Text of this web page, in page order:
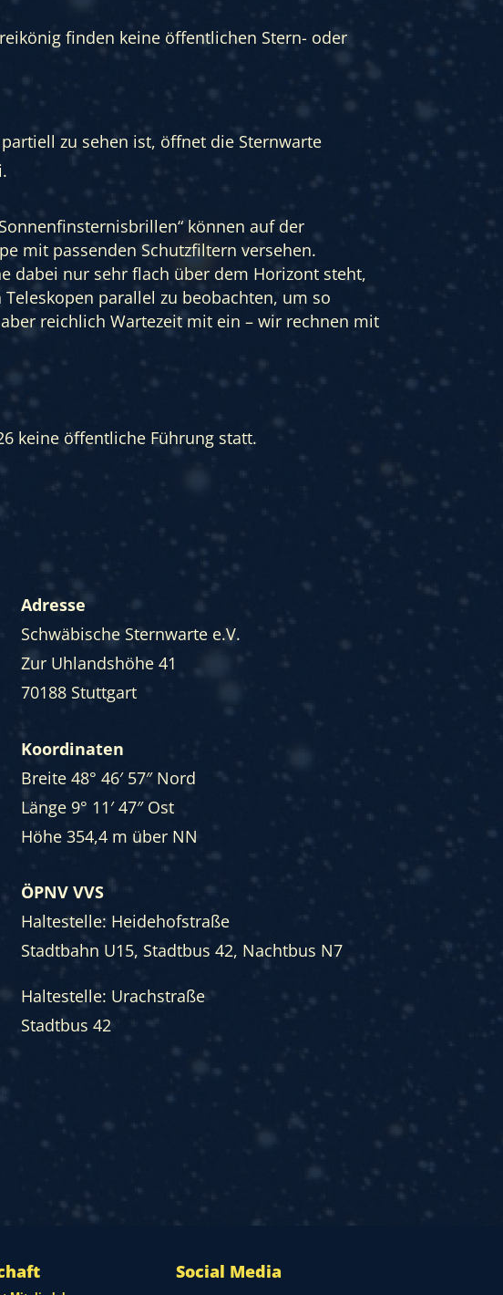
finden keine öffentlichen Stern- oder
zu sehen ist, öffnet die Sternwarte
können auf der
mit passenden Schutzfiltern versehen.
dabei nur sehr flach über dem Horizont steht,
parallel zu beobachten, um so
reichlich Wartezeit mit ein – wir rechnen mit
keine öffentliche Führung statt.
Adresse
Schwäbische Sternwarte e.V.
Zur Uhlandshöhe 41
70188 Stuttgart
Koordinaten
Breite 48° 46′ 57″ Nord
Länge 9° 11′ 47″ Ost
Höhe 354,4 m über NN
ÖPNV VVS
Haltestelle: Heidehofstraße
Stadtbahn U15, Stadtbus 42, Nachtbus N7
Haltestelle: Urachstraße
Stadtbus 42
Social Media